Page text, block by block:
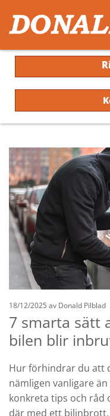
18/12/2025 av Donald Pilblad
7 smarta sätt
bilen blir
Hur förhindrar du att
nämligen vanligare
konkreta tips och råd
där med ett bilinbrott.